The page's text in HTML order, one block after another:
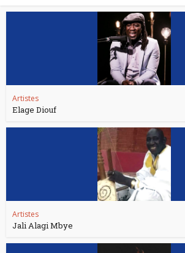
Artistes
Elage Diouf
Artistes
Jali Alagi Mbye